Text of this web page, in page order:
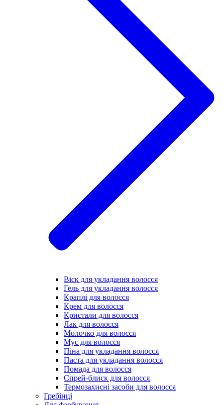
Віск для укладання волосся
Гель для укладання волосся
Краплі для волосся
Крем для волосся
Кристали для волосся
Лак для волосся
Молочко для волосся
Мус для волосся
Піна для укладання волосся
Паста для укладання волосся
Помада для волосся
Спрей-блиск для волосся
Термозахисні засоби для волосся
Гребінці